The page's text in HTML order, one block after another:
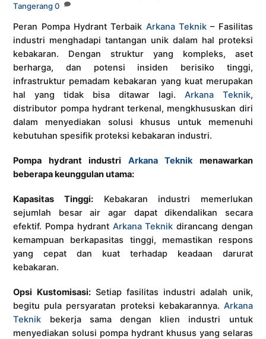
Tangerang 0
Peran Pompa Hydrant Terbaik Arkana Teknik– Fasilitas
industri menghadapi tantangan unik dalam hal proteksi
kebakaran. Dengan struktur yang kompleks, aset
berharga, dan potensi insiden berisiko tinggi,
infrastruktur pemadam kebakaran yang kuat merupakan
hal yang tidak bisa ditawar lagi. Arkana Teknik,
distributor pompa hydrant terkenal, mengkhususkan diri
dalam menyediakan solusi khusus untuk memenuhi
kebutuhan spesifik proteksi kebakaran industri.
Pompa hydrant industri Arkana Teknikmenawarkan
beberapa keunggulan utama:
Kapasitas Tinggi:Kebakaran industri memerlukan
sejumlah besar air agar dapat dikendalikan secara
efektif. Pompa hydrant Arkana Teknik dirancang dengan
kemampuan berkapasitas tinggi, memastikan respons
yang cepat dan kuat terhadap keadaan darurat
kebakaran.
Opsi Kustomisasi:Setiap fasilitas industri adalah unik,
begitu pula persyaratan proteksi kebakarannya. Arkana
Teknik bekerja sama dengan klien industri untuk
menyediakan solusi pompa hydrant khusus yang selaras